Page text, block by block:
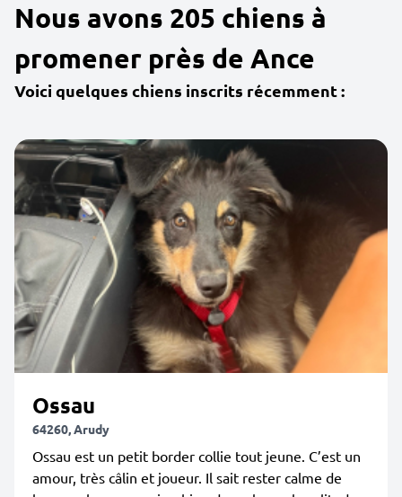
Nous avons 205 chiens à
promener près de Ance
Voici quelques chiens inscrits récemment :
Ossau
64260, Arudy
Ossau est un petit border collie tout jeune. C’est un
amour, très câlin et joueur. Il sait rester calme de